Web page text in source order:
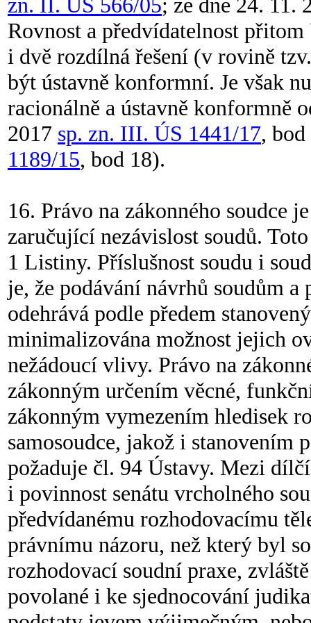
Rovnost a předvídatelnost
i dvě rozdílná řešení (v rovině
být ústavně konformní. Je však
racionálně a ústavně konformně
2017 sp. zn. III. ÚS 1441/17,
1189/15, bod 18).
16. Právo na zákonného soudce
zaručující nezávislost soudů.
1 Listiny. Příslušnost soudu i
je, že podávání návrhů soudům
odehrává podle předem
minimalizována možnost jejich
nežádoucí vlivy. Právo na
zákonným určením věcné,
zákonným vymezením hledisek
samosoudce, jakož i stanovením
požaduje čl. 94 Ústavy. Mezi
i povinnost senátu vrcholného
předvídanému rozhodovacímu
právnímu názoru, než který byl
rozhodovací soudní praxe,
povolané i ke sjednocování